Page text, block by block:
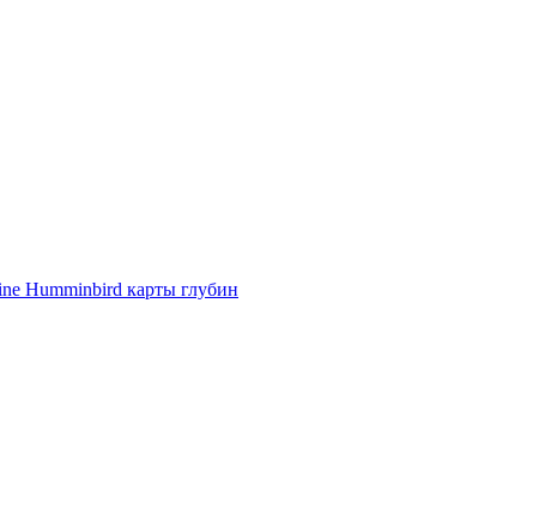
Humminbird карты глубин